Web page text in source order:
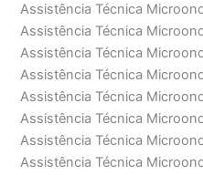
Assistência Técnica
Assistência Técnica
Assistência Técnica
Assistência Técnica
Assistência Técnica
Assistência Técnica
Assistência Técnica
Assistência Técnica